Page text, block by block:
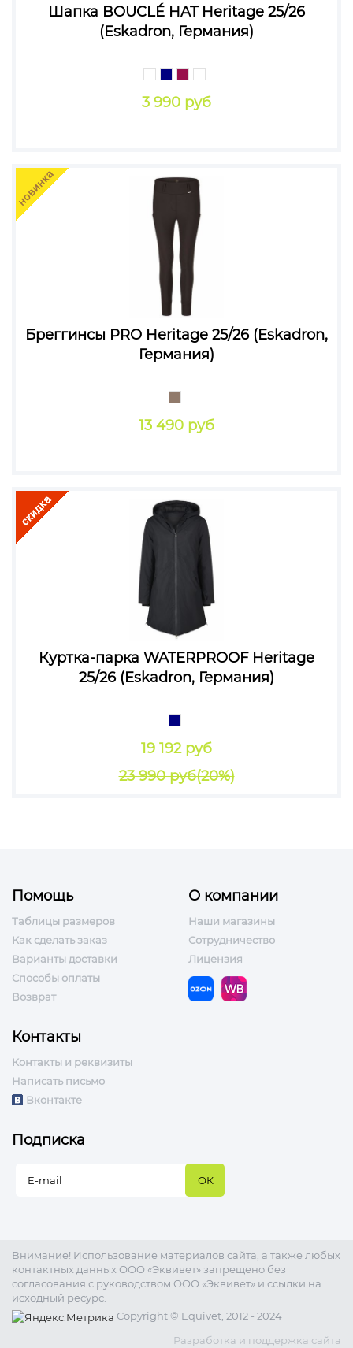
Шапка BOUCLÉ HAT Heritage 25/26
(Eskadron, Германия)
3 990 руб
Бреггинсы PRO Heritage 25/26 (Eskadron,
Германия)
13 490 руб
Куртка-парка WATERPROOF Heritage
25/26 (Eskadron, Германия)
19 192 руб
23 990 руб(20%)
Помощь
Таблицы размеров
Как сделать заказ
Варианты доставки
Способы оплаты
Возврат
О компании
Наши магазины
Сотрудничество
Лицензия
Контакты
Контакты и реквизиты
Написать письмо
Вконтакте
Подписка
Внимание! Использование материалов сайта, а также любых
контактных данных ООО «Эквивет» запрещено без
согласования с руководством ООО «Эквивет» и ссылки на
исходный ресурс.
Copyright © Equivet, 2012 - 2024
Разработка и поддержка сайта